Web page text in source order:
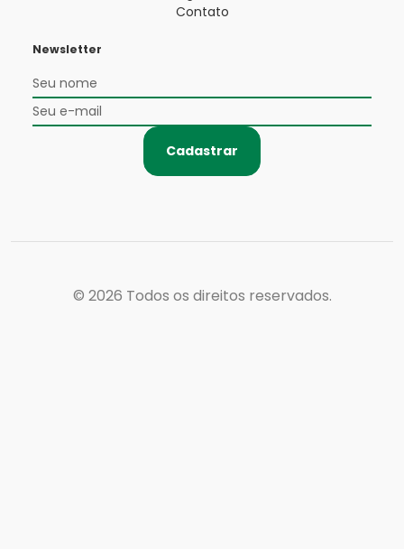
Contato
Newsletter
Cadastrar
© 2026 Todos os direitos reservados.